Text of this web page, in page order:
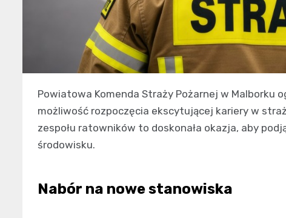
Powiatowa Komenda Straży Pożarnej w Malborku
możliwość rozpoczęcia ekscytującej kariery w
zespołu ratowników to doskonała okazja, aby
środowisku.
Nabór na nowe stanowiska